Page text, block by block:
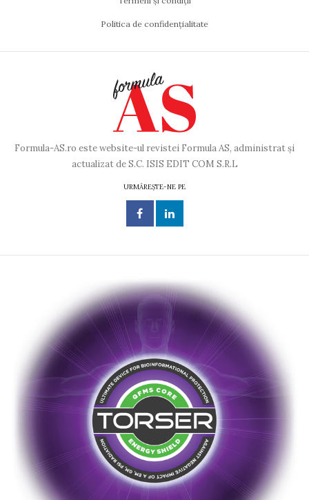
Politica de confidențialitate
Formula-AS.ro este website-ul revistei Formula AS, administrat și
actualizat de S.C. ISIS EDIT COM S.R.L
URMĂREȘTE-NE PE